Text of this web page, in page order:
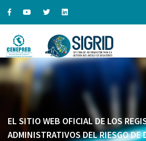
EL SITIO WEB OFICIAL DE LOS
ADMINISTRATIVOS DEL RIESGO DE